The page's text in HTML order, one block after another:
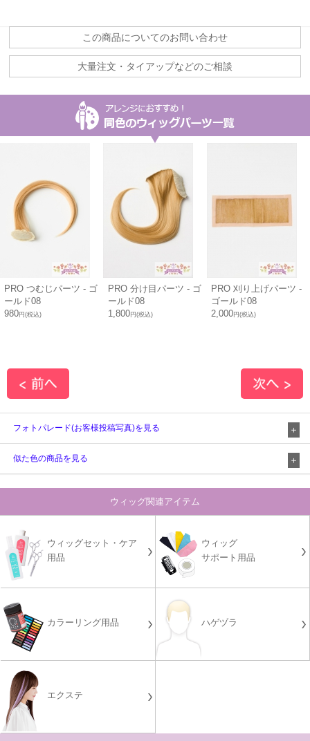
この商品についてのお問い合わせ
大量注文・タイアップなどのご相談
PRO つむじパーツ - ゴ
ールド08
980円(税込)
PRO 分け目パーツ - ゴ
ールド08
1,800円(税込)
PRO 刈り上げパーツ -
ゴールド08
2,000円(税込)
フォトパレード(お客様投稿写真)を見る
似た色の商品を見る
ウィッグ関連アイテム
ウィッグセット・ケア
用品
ウィッグ
サポート用品
カラーリング用品 ハゲヅラ
エクステ